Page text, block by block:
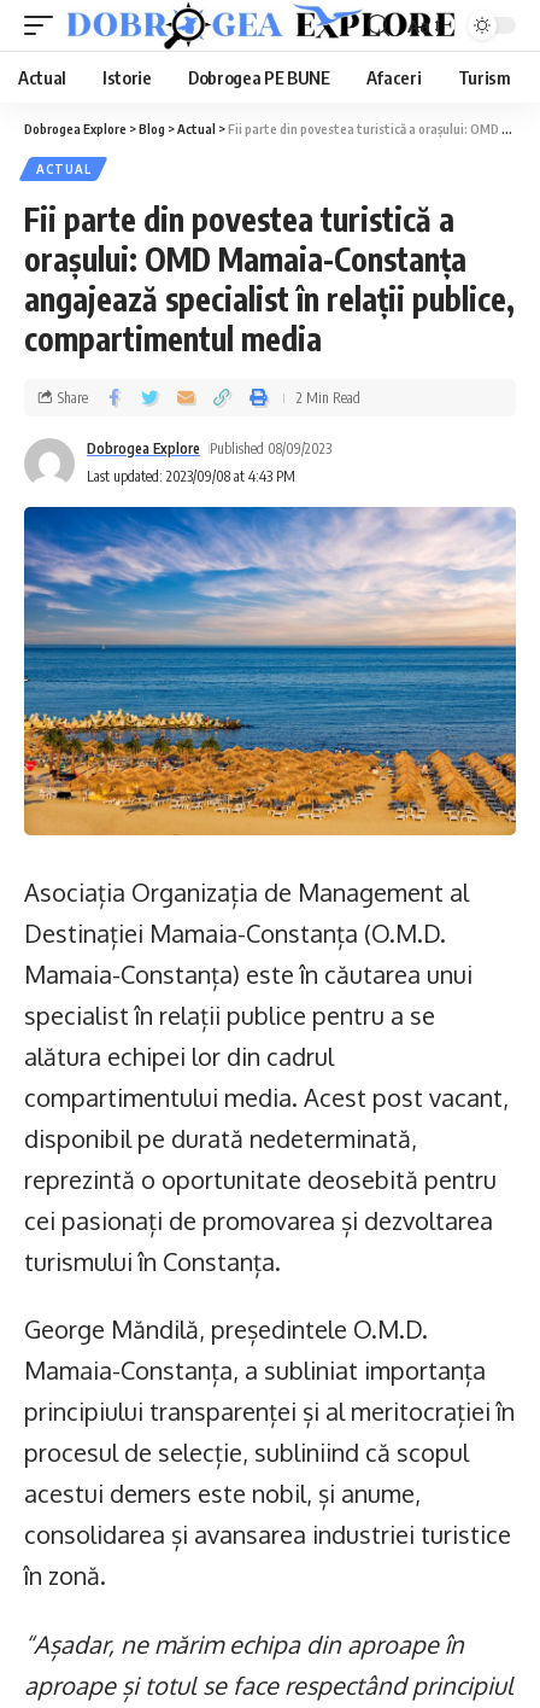
Aa
Actual Istorie Dobrogea PE BUNE Afaceri Turism
Dobrogea Explore >Blog >Actual >Fii parte din povestea turistică a orașului: OMD Mamaia-Constanța angajează specialist în relații publice, compartimentul media
ACTUAL
Fii parte din povestea turistică a
orașului: OMD Mamaia-Constanța
angajează specialist în relații publice,
compartimentul media
Last updated: 2023/09/08 at 4:43 PM
Dobrogea Explore Published 08/09/2023
Share 2 Min Read
Asociația Organizația de Management al
Destinației Mamaia-Constanța (O.M.D.
Mamaia-Constanța) este în căutarea unui
specialist în relații publice pentru a se
alătura echipei lor din cadrul
compartimentului media. Acest post vacant,
disponibil pe durată nedeterminată,
reprezintă o oportunitate deosebită pentru
cei pasionați de promovarea și dezvoltarea
turismului în Constanța.
George Măndilă, președintele O.M.D.
Mamaia-Constanța, a subliniat importanța
principiului transparenței și al meritocrației în
procesul de selecție, subliniind că scopul
acestui demers este nobil, și anume,
consolidarea și avansarea industriei turistice
în zonă.
“Așadar, ne mărim echipa din aproape în
aproape și totul se face respectând principiul